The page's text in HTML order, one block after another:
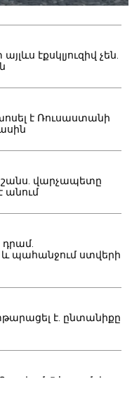
էքսկլյուզիվ չեն.
է Ռուսաստանի
շանս. վարչապետը
անում
դրամ.
և պահանջում ստվերի
է. ընտանիքը
5 հայ ըմբիշ